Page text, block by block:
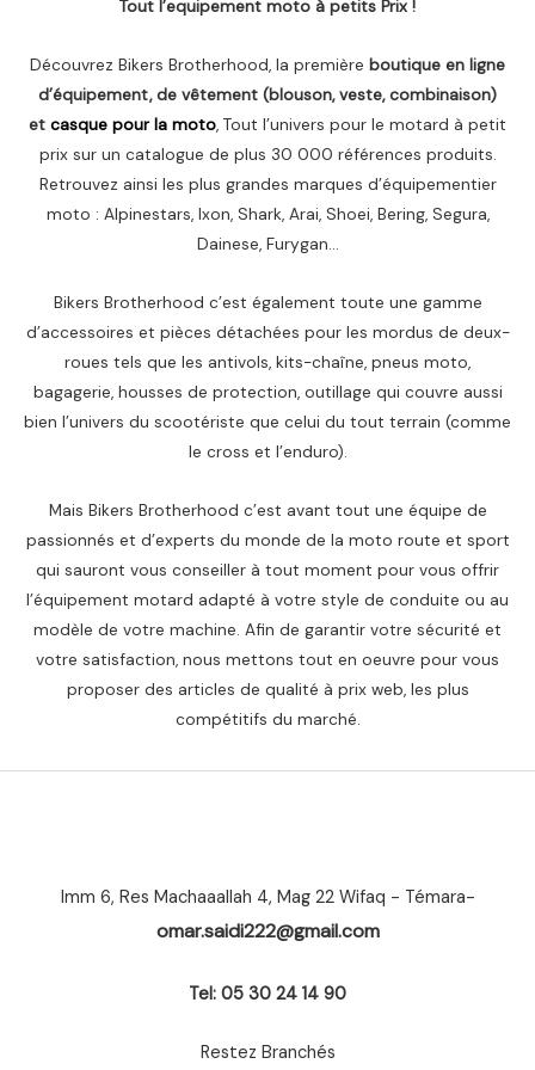
Tout l’equipement moto à petits Prix !
Découvrez Bikers Brotherhood, la première boutique en ligne
d’équipement, de vêtement (blouson, veste, combinaison)
et casque pour la moto, Tout l’univers pour le motard à petit
prix sur un catalogue de plus 30 000 références produits.
Retrouvez ainsi les plus grandes marques d’équipementier
moto : Alpinestars, Ixon, Shark, Arai, Shoei, Bering, Segura,
Dainese, Furygan…
Bikers Brotherhood c’est également toute une gamme
d’accessoires et pièces détachées pour les mordus de deux-
roues tels que les antivols, kits-chaîne, pneus moto,
bagagerie, housses de protection, outillage qui couvre aussi
bien l’univers du scootériste que celui du tout terrain (comme
le cross et l’enduro).
Mais Bikers Brotherhood c’est avant tout une équipe de
passionnés et d’experts du monde de la moto route et sport
qui sauront vous conseiller à tout moment pour vous offrir
l’équipement motard adapté à votre style de conduite ou au
modèle de votre machine. Afin de garantir votre sécurité et
votre satisfaction, nous mettons tout en oeuvre pour vous
proposer des articles de qualité à prix web, les plus
compétitifs du marché.
Imm 6, Res Machaaallah 4, Mag 22 Wifaq - Témara-
omar.saidi222@gmail.com
Tel: 05 30 24 14 90
Restez Branchés